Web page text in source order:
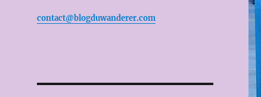
contact@blogduwanderer.com